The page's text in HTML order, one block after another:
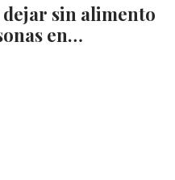
dejar sin alimento
en…